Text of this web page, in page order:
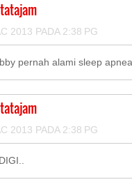
2013 PADA 2:38 PG
pernah alami sleep
2013 PADA 2:38 PG